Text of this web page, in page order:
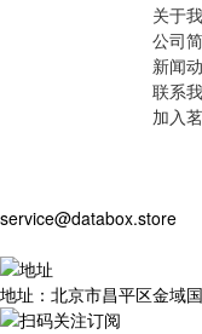
关于
公司
新闻
联系
加入
service@databox.store
地址：北京市昌平区金域